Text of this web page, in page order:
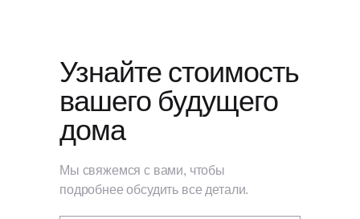
Узнайте стоимость
вашего будущего
дома
Мы свяжемся с вами, чтобы
подробнее обсудить все детали.